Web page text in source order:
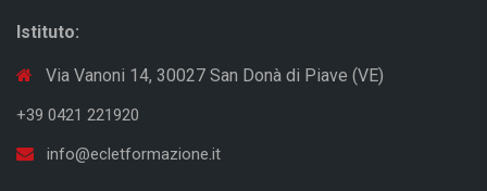
Istituto:
Via Vanoni 14, 30027 San Donà di Piave (VE)
+39 0421 221920
info@ecletformazione.it